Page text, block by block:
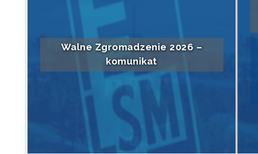
Walne Zgromadzenie 2026 –
komunikat